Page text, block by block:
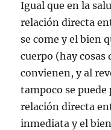
Igual que en la
relación directa
se come y el bien
cuerpo (hay cosas
convienen, y al
tampoco se
relación directa
inmediata y el